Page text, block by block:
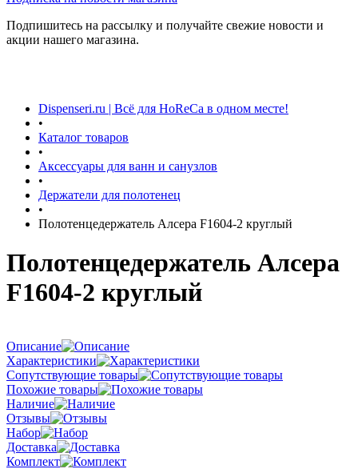
Подпишитесь на рассылку и получайте свежие новости и
акции нашего магазина.
Dispenseri.ru | Всё для HoReCa в одном месте!
•
Каталог товаров
•
Аксессуары для ванн и санузлов
•
Держатели для полотенец
•
Полотенцедержатель Алсера F1604-2 круглый
Полотенцедержатель Алсера
F1604-2 круглый
Описание
Характеристики
Сопутствующие товары
Похожие товары
Наличие
Отзывы
Набор
Доставка
Комплект